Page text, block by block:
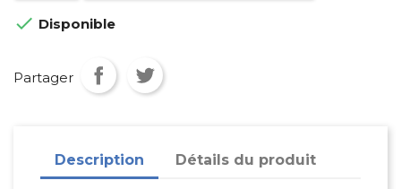
 Disponible
Partager
Description Détails du produit